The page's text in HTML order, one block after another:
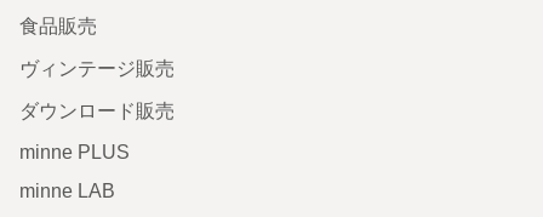
食品販売
ヴィンテージ販売
ダウンロード販売
minne PLUS
minne LAB